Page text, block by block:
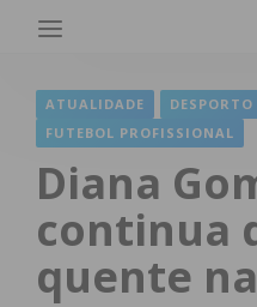
ATUALIDADE DESPORTO
FUTEBOL PROFISSIONAL
Diana
continua
quente